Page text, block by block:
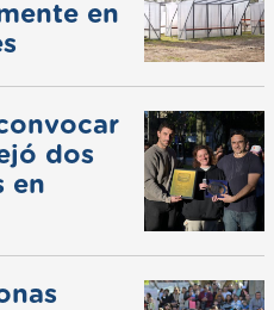
en
dos
en